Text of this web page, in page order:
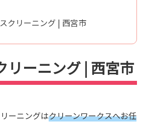
クリーニング | 西宮市
リーニング | 西宮市
ーニングはクリーンワークスへお任